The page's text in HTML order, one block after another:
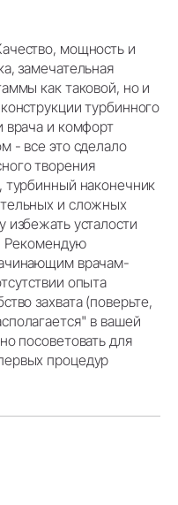
мощность и
замечательная
как таковой, но и
турбинного
врача и комфорт
- все это сделало
творения
турбинный наконечник
и сложных
избежать усталости
Рекомендую
врачам-
опыта
захвата (поверьте,
в вашей
посоветовать для
процедур